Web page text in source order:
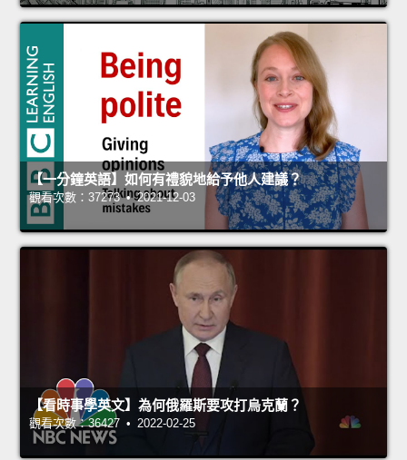
【一分鐘英語】如何有禮貌地給予他人建議？
觀看次數：37273 • 2021-12-03
【看時事學英文】為何俄羅斯要攻打烏克蘭？
觀看次數：36427 • 2022-02-25